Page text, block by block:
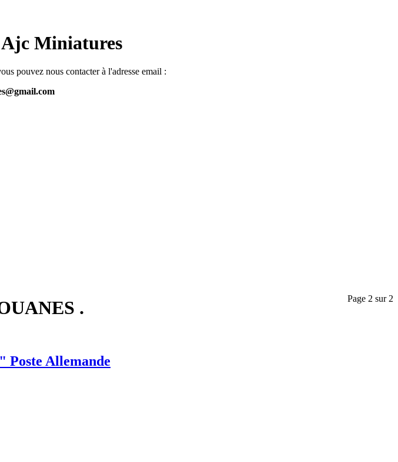
Ajc Miniatures
pouvez nous contacter à l'adresse email :
Page 2 sur 2
.
Poste Allemande